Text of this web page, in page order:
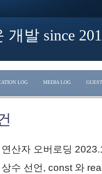
발 since
LOG MEDIA LOG
산자 오버로딩
수 선언, const 와